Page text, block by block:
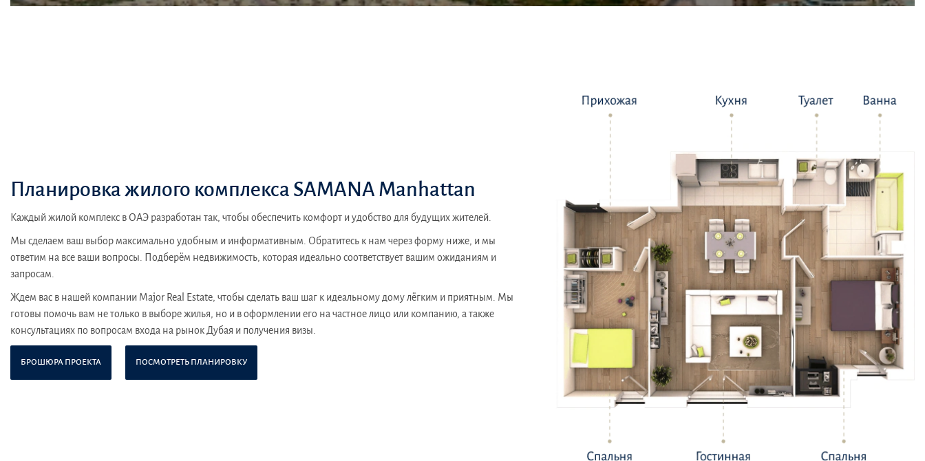
Планировка жилого комплекса SAMANA Manhattan
Каждый жилой комплекс в ОАЭ разработан так, чтобы обеспечить комфорт и удобство для будущих жителей.
Мы сделаем ваш выбор максимально удобным и информативным. Обратитесь к нам через форму ниже, и мы
ответим на все ваши вопросы. Подберём недвижимость, которая идеально соответствует вашим ожиданиям и
запросам.
Ждем вас в нашей компании Major Real Estate, чтобы сделать ваш шаг к идеальному дому лёгким и приятным. Мы
готовы помочь вам не только в выборе жилья, но и в оформлении его на частное лицо или компанию, а также
консультациях по вопросам входа на рынок Дубая и получения визы.
БРОШЮРА ПРОЕКТА ПОСМОТРЕТЬ ПЛАНИРОВКУ